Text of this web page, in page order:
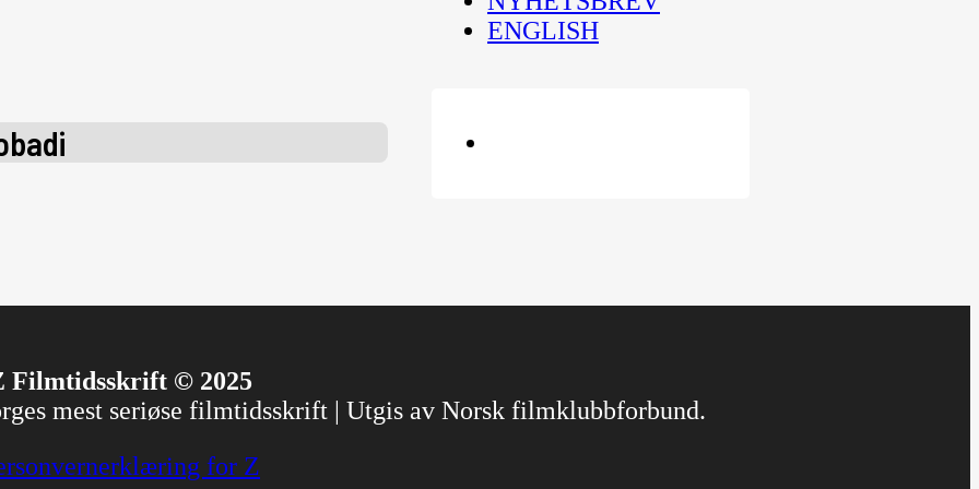
ENGLISH
Filmtidsskrift © 2025
mest seriøse filmtidsskrift | Utgis av Norsk filmklubbforbund.
for Z